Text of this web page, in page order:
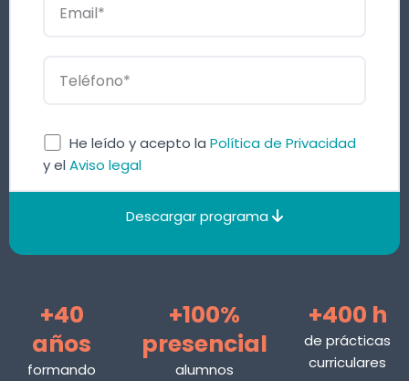
He leído y acepto la Política de Privacidad
y el Aviso legal
Descargar programa
+40
años
formando
+100%
presencial
alumnos
+400 h
de prácticas
curriculares